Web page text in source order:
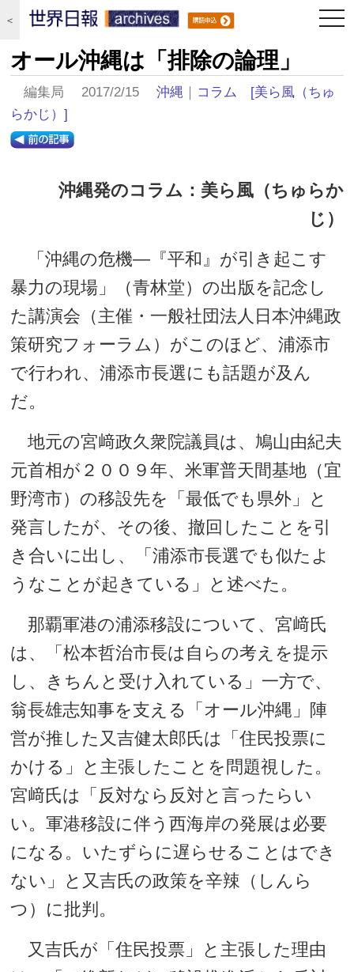
＜
オール沖縄は「排除の論理」
編集局 2017/2/15沖縄 ｜ コラム
[美ら風（ちゅ
らかじ）]
沖縄発のコラム：美ら風（ちゅらか
じ）
「沖縄の危機―『平和』が引き起こす
暴力の現場」（青林堂）の出版を記念し
た講演会（主催・一般社団法人日本沖縄政
策研究フォーラム）がこのほど、浦添市
で行われ、浦添市長選にも話題が及ん
だ。
地元の宮﨑政久衆院議員は、鳩山由紀夫
元首相が２００９年、米軍普天間基地（宜
野湾市）の移設先を「最低でも県外」と
発言したが、その後、撤回したことを引
き合いに出し、「浦添市長選でも似たよ
うなことが起きている」と述べた。
那覇軍港の浦添移設について、宮﨑氏
は、「松本哲治市長は自らの考えを提示
し、きちんと受け入れている」一方で、
翁長雄志知事を支える「オール沖縄」陣
営が推した又吉健太郎氏は「住民投票に
かける」と主張したことを問題視した。
宮﨑氏は「反対なら反対と言ったらい
い。軍港移設に伴う西海岸の発展は必要
になる。いたずらに遅らせることはでき
ない」と又吉氏の政策を辛辣（しんら
つ）に批判。
又吉氏が「住民投票」と主張した理由